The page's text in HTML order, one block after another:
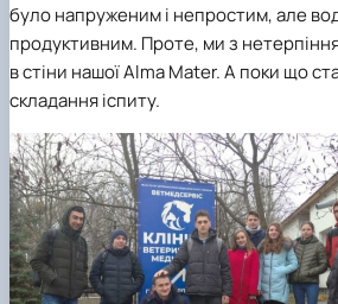
було напруженим і непростим, але
продуктивним. Проте, ми з
в стіни нашої Alma Mater. А поки що
складання іспиту.